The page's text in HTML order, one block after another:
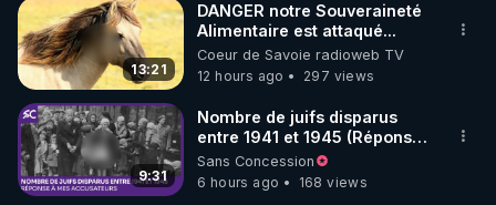
13:21
DANGER notre Souveraineté
Alimentaire est attaqué...
Coeur de Savoie radioweb TV
12 hours ago
297 views
9:31
Nombre de juifs disparus
entre 1941 et 1945 (Réponse
à mes accusateurs)
Sans Concession
6 hours ago
168 views